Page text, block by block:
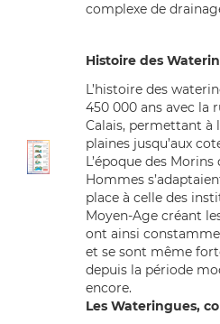
complexe de
Histoire des
L’histoire des
450 000 ans avec la
Calais, permettant à
plaines jusqu’aux
L’époque des
Hommes
place à celle des
Moyen-Age créant
ont ainsi
et se sont même
depuis la période
encore.
Les Wateringues,